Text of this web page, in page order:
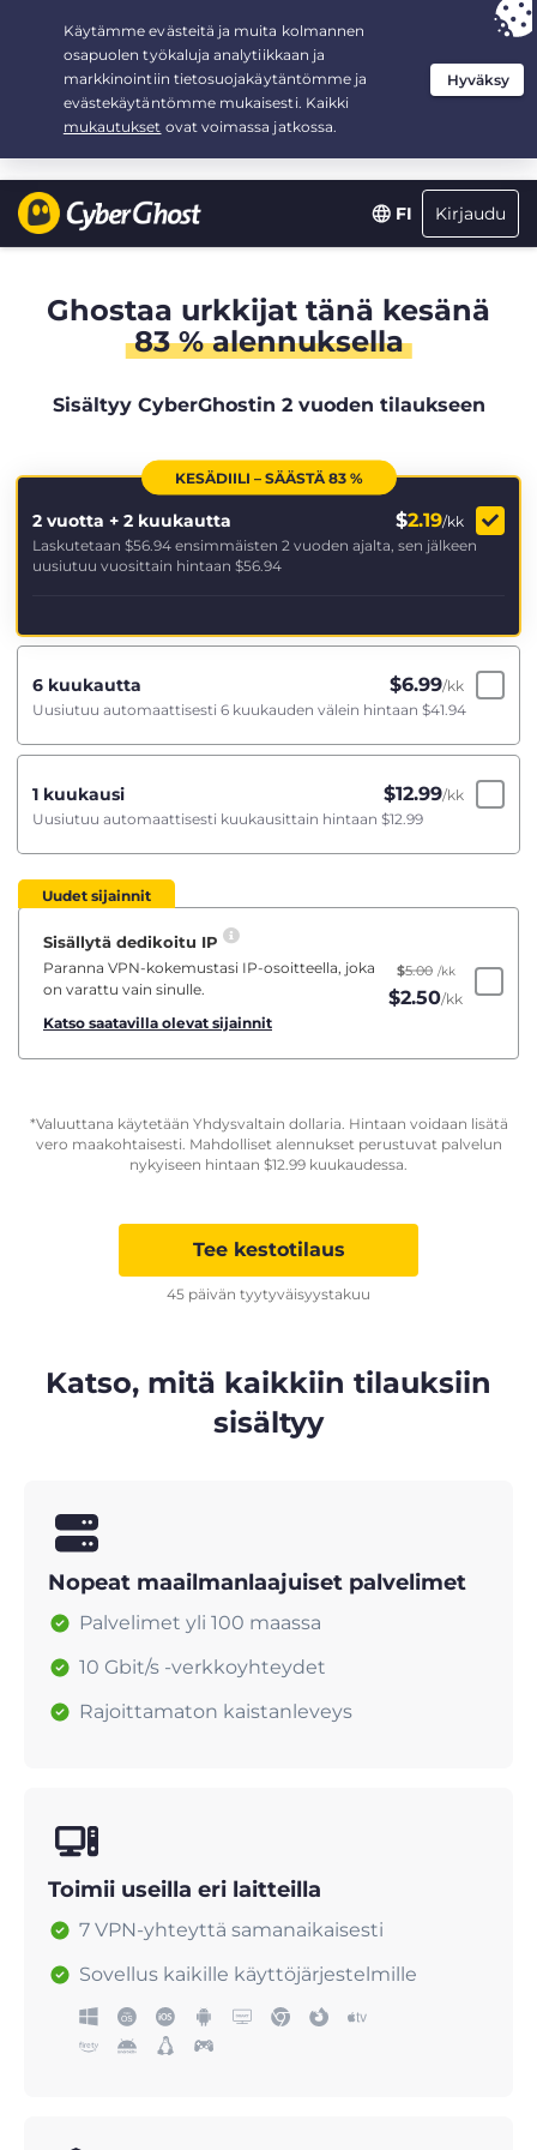
FI Kirjaudu
Your choice:The Best Dealfor 2.1666666666667-years at $
/month
Ghostaa urkkijat tänä kesänä
83 % alennuksella
Sisältyy CyberGhostin 2 vuoden tilaukseen
KESÄDIILI – SÄÄSTÄ 83 %
2 vuotta + 2 kuukautta $2.19/kk
Laskutetaan $56.94 ensimmäisten 2 vuoden ajalta, sen jälkeen
uusiutuu vuosittain hintaan $56.94
6 kuukautta $6.99/kk
Uusiutuu automaattisesti 6 kuukauden välein hintaan $41.94
1 kuukausi $12.99/kk
Uusiutuu automaattisesti kuukausittain hintaan $12.99
Uudet sijainnit
Sisällytä dedikoitu IP
Paranna VPN-kokemustasi IP-osoitteella, joka
on varattu vain sinulle.
Katso saatavilla olevat sijainnit
$5.00 /kk
$2.50/kk
*Valuuttana käytetään Yhdysvaltain dollaria. Hintaan voidaan lisätä
vero maakohtaisesti. Mahdolliset alennukset perustuvat palvelun
nykyiseen hintaan $12.99 kuukaudessa.
Tee kestotilaus
45 päivän tyytyväisyystakuu
Katso, mitä kaikkiin tilauksiin
sisältyy
Nopeat maailmanlaajuiset palvelimet
Palvelimet yli 100 maassa
10 Gbit/s -verkkoyhteydet
Rajoittamaton kaistanleveys
Toimii useilla eri laitteilla
7 VPN-yhteyttä samanaikaisesti
Sovellus kaikille käyttöjärjestelmille